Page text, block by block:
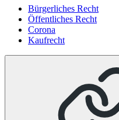
Bürgerliches Recht
Öffentliches Recht
Corona
Kaufrecht